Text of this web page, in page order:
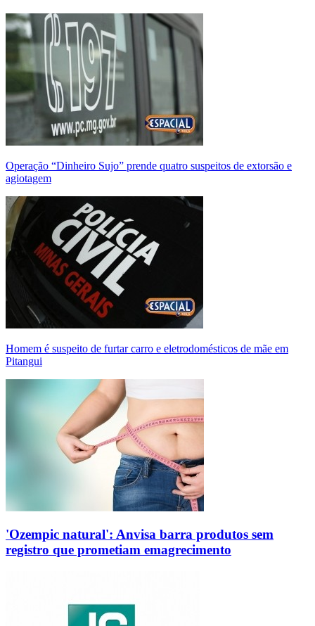
Operação “Dinheiro Sujo” prende quatro suspeitos de extorsão e
agiotagem
Homem é suspeito de furtar carro e eletrodomésticos de mãe em
Pitangui
'Ozempic natural': Anvisa barra produtos sem
registro que prometiam emagrecimento